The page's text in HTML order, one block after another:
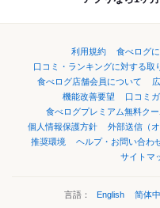
利用規約 食べログ
口コミ・ランキングに対する取
食べログ店舗会員について
機能改善要望
口コミ
食べログプレミアム無料ク
個人情報保護方針
外部送信（オ
推奨環境
ヘルプ・お問い合わ
サイトマ
言語： English 简体